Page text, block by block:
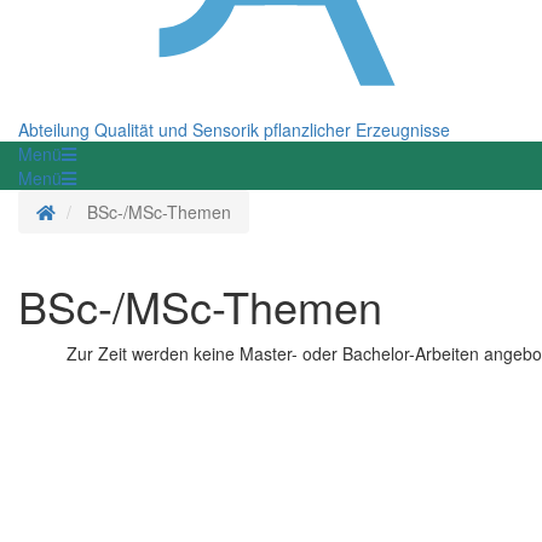
Abteilung Qualität und Sensorik pflanzlicher Erzeugnisse
Menü
Menü
StartseiteBSc-/MSc-Themen
BSc-/MSc-Themen
Zur Zeit werden keine Master- oder Bachelor-Arbeiten